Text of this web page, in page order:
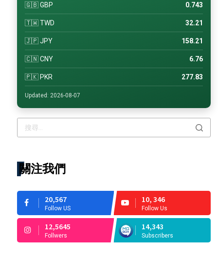
🇬🇧 GBP 0.743
🇹🇼 TWD 32.21
🇯🇵 JPY 158.21
🇨🇳 CNY 6.76
🇵🇰 PKR 277.83
Updated: 2026-08-07
關注我們
20,567
Follow US
10, 346
Follow Us
12,5645
Follwers
14,343
Subscribers